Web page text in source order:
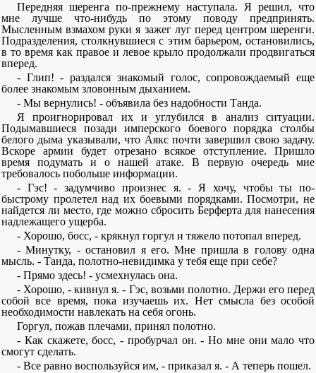
Передняя шеренга по-прежнему наступала. Я решил, что
мне лучше что-нибудь по этому поводу предпринять.
Мысленным взмахом руки я зажег луг перед центром шеренги.
Подразделения, столкнувшиеся с этим барьером, остановились,
в то время как правое и левое крыло продолжали продвигаться
вперед.
- Глип! - раздался знакомый голос, сопровождаемый еще
более знакомым зловонным дыханием.
- Мы вернулись! - объявила без надобности Танда.
Я проигнорировал их и углубился в анализ ситуации.
Подымавшиеся позади имперского боевого порядка столбы
белого дыма указывали, что Аякс почти завершил свою задачу.
Вскоре армии будет отрезано всякое отступление. Пришло
время подумать и о нашей атаке. В первую очередь мне
требовалось побольше информации.
- Гэс! - задумчиво произнес я. - Я хочу, чтобы ты по-
быстрому пролетел над их боевыми порядками. Посмотри, не
найдется ли место, где можно сбросить Берферта для нанесения
надлежащего ущерба.
- Хорошо, босс, - крякнул горгул и тяжело потопал вперед.
- Минутку, - остановил я его. Мне пришла в голову одна
мысль. - Танда, полотно-невидимка у тебя еще при себе?
- Прямо здесь! - усмехнулась она.
- Хорошо, - кивнул я. - Гэс, возьми полотно. Держи его перед
собой все время, пока изучаешь их. Нет смысла без особой
необходимости навлекать на себя огонь.
Горгул, пожав плечами, принял полотно.
- Как скажете, босс, - пробурчал он. - Но мне они мало что
смогут сделать.
- Все равно воспользуйся им, - приказал я. - А теперь пошел.